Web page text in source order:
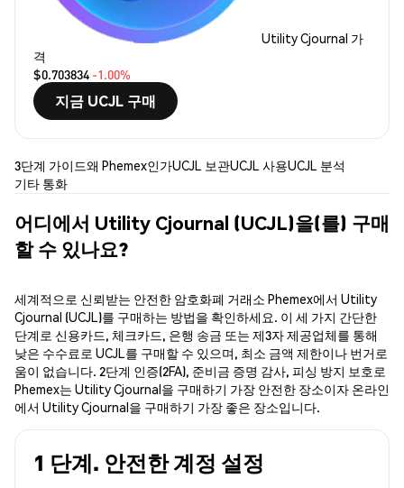
Utility Cjournal 가
격
$0.703834 -1.00%
지금 UCJL 구매
3단계 가이드왜 Phemex인가UCJL 보관UCJL 사용UCJL 분석
기타 통화
어디에서 Utility Cjournal (UCJL)을(를) 구매
할 수 있나요?
세계적으로 신뢰받는 안전한 암호화폐 거래소 Phemex에서 Utility
Cjournal (UCJL)를 구매하는 방법을 확인하세요. 이 세 가지 간단한
단계로 신용카드, 체크카드, 은행 송금 또는 제3자 제공업체를 통해
낮은 수수료로 UCJL를 구매할 수 있으며, 최소 금액 제한이나 번거로
움이 없습니다. 2단계 인증(2FA), 준비금 증명 감사, 피싱 방지 보호로
Phemex는 Utility Cjournal을 구매하기 가장 안전한 장소이자 온라인
에서 Utility Cjournal을 구매하기 가장 좋은 장소입니다.
1 단계. 안전한 계정 설정